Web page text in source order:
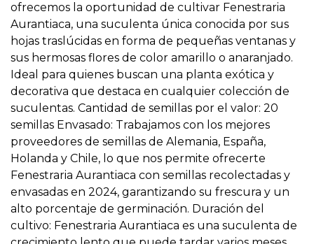
ofrecemos la oportunidad de cultivar Fenestraria
Aurantiaca, una suculenta única conocida por sus
hojas traslúcidas en forma de pequeñas ventanas y
sus hermosas flores de color amarillo o anaranjado.
Ideal para quienes buscan una planta exótica y
decorativa que destaca en cualquier colección de
suculentas. Cantidad de semillas por el valor: 20
semillas Envasado: Trabajamos con los mejores
proveedores de semillas de Alemania, España,
Holanda y Chile, lo que nos permite ofrecerte
Fenestraria Aurantiaca con semillas recolectadas y
envasadas en 2024, garantizando su frescura y un
alto porcentaje de germinación. Duración del
cultivo: Fenestraria Aurantiaca es una suculenta de